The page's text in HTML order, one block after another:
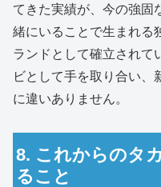
てきた実績が、今の強固
緒にいることで生まれる
ランドとして確立されて
ビとして手を取り合い、
に違いありません。
8. これからのタ
ること